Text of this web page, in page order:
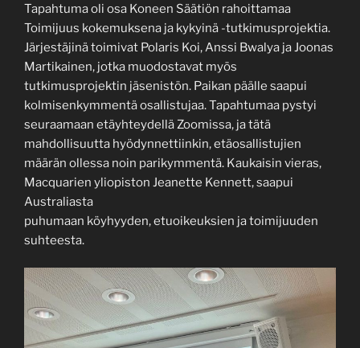
Tapahtuma oli osa Koneen Säätiön rahoittamaa
Toimijuus kokemuksena ja kykyinä -tutkimusprojektia.
Järjestäjinä toimivat Polaris Koi, Anssi Bwalya ja Joonas
Martikainen, jotka muodostavat myös
tutkimusprojektin jäsenistön. Paikan päälle saapui
kolmisenkymmentä osallistujaa. Tapahtumaa pystyi
seuraamaan etäyhteydellä Zoomissa, ja tätä
mahdollisuutta hyödynnettiinkin, etäosallistujien
määrän ollessa noin parikymmentä. Kaukaisin vieras,
Macquarien yliopiston Jeanette Kennett, saapui
Australiasta
puhumaan köyhyyden, etuoikeuksien ja toimijuuden
suhteesta.